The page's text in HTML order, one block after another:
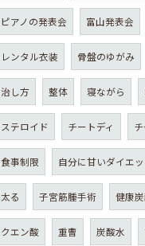
ピアノの発表会 富山発表会
レンタル衣装 骨盤のゆがみ
治し方 整体 寝ながら
ステロイド チートディ
食事制限 自分に甘いダイエッ
太る 子宮筋腫手術 健康
クエン酸 重曹 炭酸水